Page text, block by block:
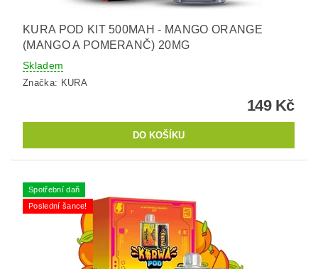
KURA POD KIT 500MAH - MANGO ORANGE
(MANGO A POMERANČ) 20MG
Skladem
Značka: KURA
149 Kč
Spotřební daň
Poslední šance!